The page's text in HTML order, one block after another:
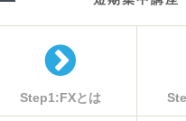
Step1:FXとは